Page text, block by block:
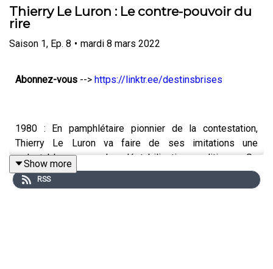
Thierry Le Luron : Le contre-pouvoir du
rire
Saison 1, Ep. 8 • mardi 8 mars 2022
Abonnez-vous --> https://linktr.ee/destinsbrises
1980 : En pamphlétaire pionnier de la contestation,
Thierry Le Luron va faire de ses imitations une
redoutable arme de déstabilisation politique. Se
moquant bien de la censure, des représailles, et des
pressions, il étrille les puissants : Valéry Giscard
Show more
RSS